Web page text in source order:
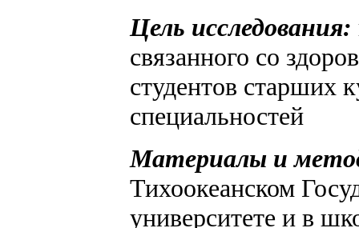
Цель исследования:
связанного со
студентов старших
специальностей
Материалы и
Тихоокеанском
университете и в